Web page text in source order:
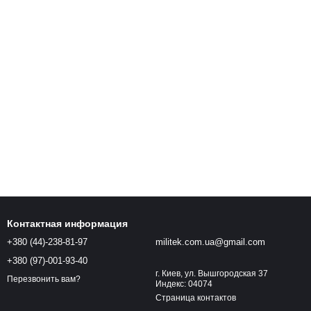
Контактная информация
+380 (44)-238-81-97
+380 (97)-001-93-40
Перезвонить вам?
militek.com.ua@gmail.com
г. Киев, ул. Вышгородская 37
Индекс: 04074
Страница контактов